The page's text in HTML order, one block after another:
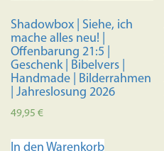
Shadowbox | Siehe, ich
mache alles neu! |
Offenbarung 21:5 |
Geschenk | Bibelvers |
Handmade | Bilderrahmen
| Jahreslosung 2026
49,95 €
In den Warenkorb